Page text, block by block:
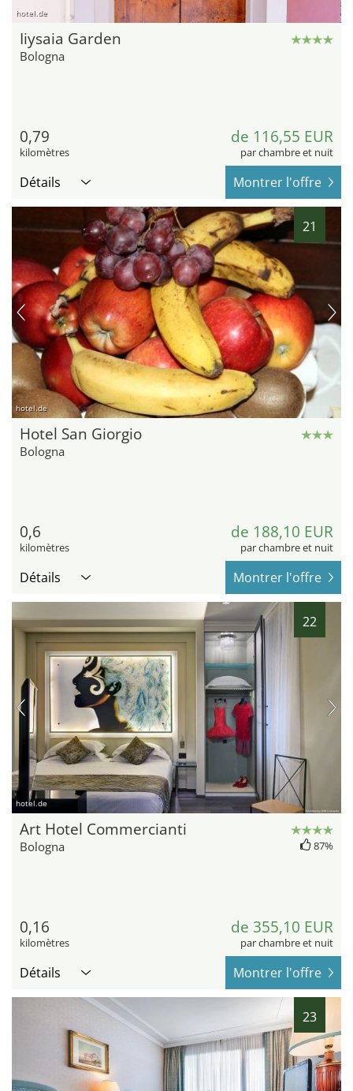
hotel.de
Iiysaia Garden
Bologna
0,79
kilomètres
de 116,55 EUR
par chambre et nuit
Détails Montrer l'offre
21
hotel.de
Hotel San Giorgio
Bologna
0,6
kilomètres
de 188,10 EUR
par chambre et nuit
Détails Montrer l'offre
22
hotel.de
Art Hotel Commercianti
Bologna 87%
0,16
kilomètres
de 355,10 EUR
par chambre et nuit
Détails Montrer l'offre
23